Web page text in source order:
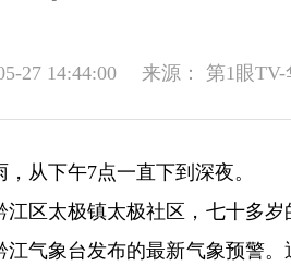
27 14:44:00 来源： 第1眼TV-
，从下午7点一直下到深夜。
江区太极镇太极社区，七十多
江气象台发布的最新气象预警